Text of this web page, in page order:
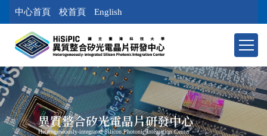
到
內
容
區
塊
中心首頁 校首頁 English
異質整合矽光電晶片研發中心
Heterogeneously-integrated Silicon Photonic Integration Center